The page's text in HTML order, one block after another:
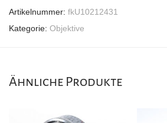
Artikelnummer: fkU10212431
Kategorie: Objektive
Ähnliche Produkte